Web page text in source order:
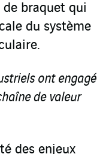
braquet qui
du système
ont engagé
de valeur
des enjeux